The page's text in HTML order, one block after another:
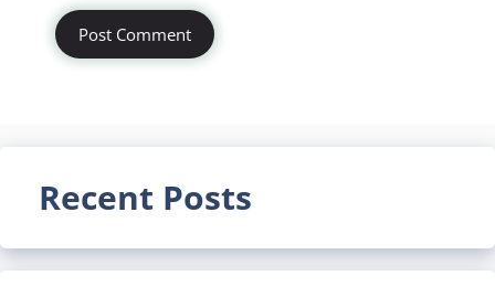
Recent Posts